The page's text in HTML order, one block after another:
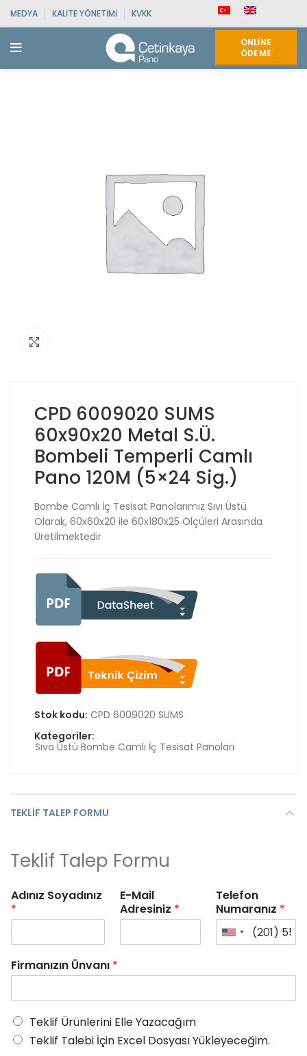
MEDYA KALITE YÖNETIMI KVKK
ONLINE
ÖDEME
CPD 6009020 SUMS
60x90x20 Metal S.Ü.
Bombeli Temperli Camlı
Pano 120M (5×24 Sig.)
Bombe Camlı İç Tesisat Panolarımız Sıvı Üstü
Olarak, 60x60x20 ile 60x180x25 Ölçüleri Arasında
Üretilmektedir
Stok kodu: CPD 6009020 SUMS
Kategoriler:
Sıva Üstü Bombe Camlı İç Tesisat Panoları
TEKLIF TALEP FORMU
Teklif Talep Formu
Adınız Soyadınız
*
E-Mail
Adresiniz *
Telefon
Numaranız *
Firmanızın Ünvanı *
Teklif Ürünlerini Elle Yazacağım
Teklif Talebi İçin Excel Dosyası Yükleyeceğim.